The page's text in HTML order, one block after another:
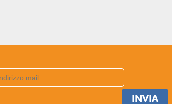
INVIA